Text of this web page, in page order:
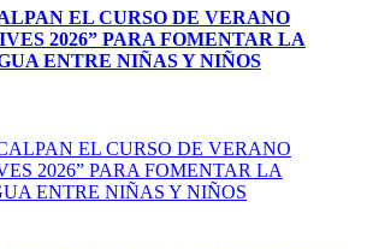
EL CURSO DE VERANO
2026” PARA FOMENTAR LA
ENTRE NIÑAS Y NIÑOS